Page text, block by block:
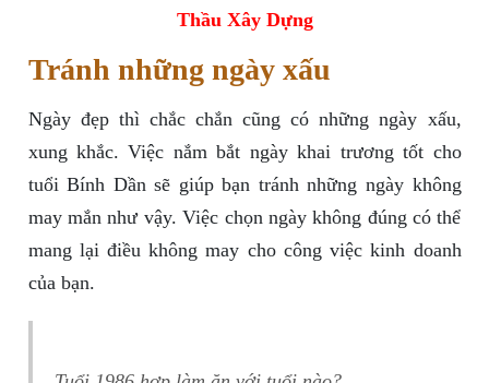
Thầu Xây Dựng
Tránh những ngày xấu
Ngày đẹp thì chắc chắn cũng có những ngày xấu,
xung khắc. Việc nắm bắt ngày khai trương tốt cho
tuổi Bính Dần sẽ giúp bạn tránh những ngày không
may mắn như vậy. Việc chọn ngày không đúng có thể
mang lại điều không may cho công việc kinh doanh
của bạn.